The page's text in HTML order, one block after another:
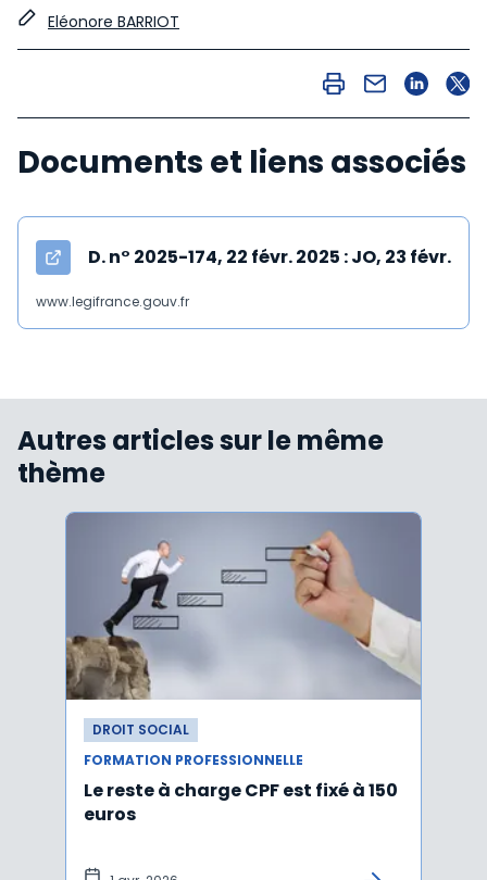
Eléonore BARRIOT
Documents et liens associés
D. n° 2025-174, 22 févr. 2025 : JO, 23 févr.
www.legifrance.gouv.fr
Autres articles sur le même
thème
DROIT SOCIAL
FORMATION PROFESSIONNELLE
Le reste à charge CPF est fixé à 150
euros